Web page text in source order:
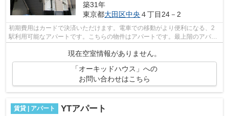
築31年
東京都大田区中央 ４丁目24－2
初期費用はカードで決済いただけます。電車での移動がより便利になる、2
駅利用可能なアパートです。こちらの物件はアパートです。最上階のアパー
現在空室情報がありません。
「オーキッドハウス」への
お問い合わせはこちら
賃貸 | アパート YTアパート